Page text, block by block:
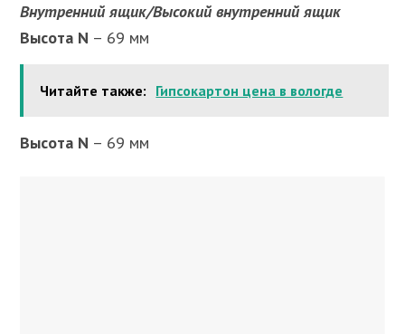
Внутренний ящик/Высокий внутренний ящик
Высота N – 69 мм
Читайте также: Гипсокартон цена в вологде
Высота N – 69 мм